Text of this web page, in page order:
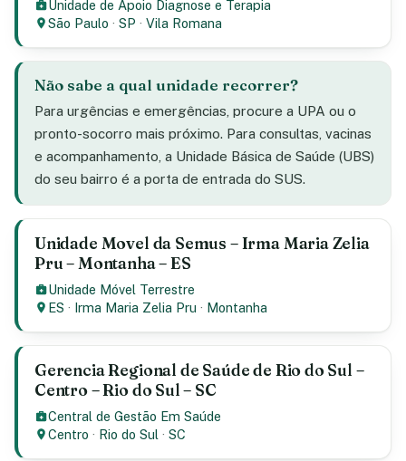
Unidade de Apoio Diagnose e Terapia
São Paulo ·SP ·Vila Romana
Não sabe a qual unidade recorrer?
Para urgências e emergências, procure a UPA ou o
pronto-socorro mais próximo. Para consultas, vacinas
e acompanhamento, a Unidade Básica de Saúde (UBS)
do seu bairro é a porta de entrada do SUS.
Unidade Movel da Semus – Irma Maria Zelia
Pru – Montanha – ES
Unidade Móvel Terrestre
ES · Irma Maria Zelia Pru · Montanha
Gerencia Regional de Saúde de Rio do Sul –
Centro – Rio do Sul – SC
Central de Gestão Em Saúde
Centro · Rio do Sul ·SC